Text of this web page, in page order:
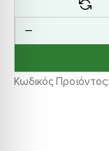
Κωδικός Προϊόντος: